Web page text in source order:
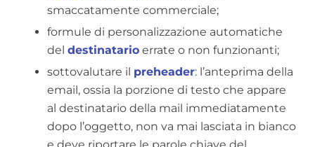
smaccatamente commerciale;
formule di personalizzazione automatiche
del destinatarioerrate o non funzionanti;
sottovalutare il preheader: l’anteprima della
email, ossia la porzione di testo che appare
al destinatario della mail immediatamente
dopo l’oggetto, non va mai lasciata in bianco